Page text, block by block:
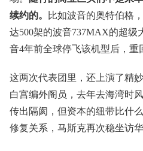
续约的。
比如波音的奥特伯格
达500架的波音737MAX的超级
音4年前全球停飞该机型后，重
这两次代表团里，还上演了精
白宫编外阁员，去年去海湾时
传出隔阂，但资本的纽带比什
修复关系，马斯克再次稳坐访华